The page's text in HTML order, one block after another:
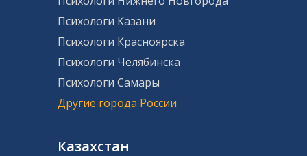
Психологи Казани
Психологи Красноярска
Психологи Челябинска
Психологи Самары
Другие города России
Казахстан